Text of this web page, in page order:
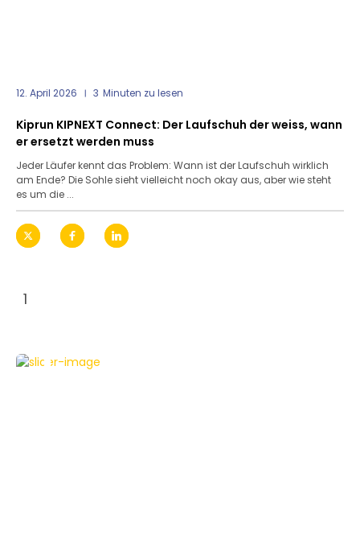
12. April 2026 3 Minuten zu lesen
Kiprun KIPNEXT Connect: Der Laufschuh der weiss, wann
er ersetzt werden muss
Jeder Läufer kennt das Problem: Wann ist der Laufschuh wirklich
am Ende? Die Sohle sieht vielleicht noch okay aus, aber wie steht
es um die ...
1
ELEKTROMOBILITÄT